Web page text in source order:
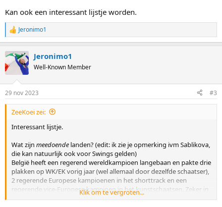
Kan ook een interessant lijstje worden.
R
e
c
t
s
:
Jeronimo1
Jeronimo1
Well-Known Member
29 nov 2023 #3
ZeeKoei zei:
Interessant lijstje.
Wat zijn meedoende landen? (edit: ik zie je opmerking ivm Sablikova,
die kan natuurlijk ook voor Swings gelden)
België heeft een regerend wereldkampioen langebaan en pakte drie
plakken op WK/EK vorig jaar (wel allemaal door dezelfde schaatser),
2 regerende Europese kampioenen in het shorttrack en een
regerende vice-Europese kampioen in het kunstschaatsen. Zeker in
het shorttrack is België met bv ook 2 relay-ploegen die tegen de
Klik om te vergroten...